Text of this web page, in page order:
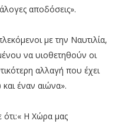
αποδόσεις».
με την Ναυτιλία,
να υιοθετηθούν οι
αλλαγή που έχει
έναν αιώνα».
Η Χώρα μας